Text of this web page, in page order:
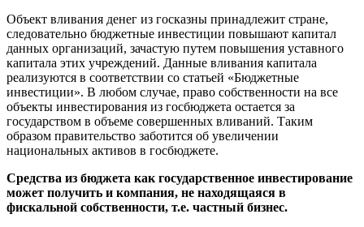
Объект вливания денег из госказны принадлежит стране,
следовательно бюджетные инвестиции повышают капитал
данных организаций, зачастую путем повышения уставного
капитала этих учреждений. Данные вливания капитала
реализуются в соответствии со статьей «Бюджетные
инвестиции». В любом случае, право собственности на все
объекты инвестирования из госбюджета остается за
государством в объеме совершенных вливаний. Таким
образом правительство заботится об увеличении
национальных активов в госбюджете.
Средства из бюджета как государственное инвестирование
может получить и компания, не находящаяся в
фискальной собственности, т.е. частный бизнес.